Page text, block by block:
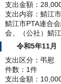
支出金額：
支出内容：鯖江
鯖江市PTA連合
会、（公社）鯖
令和5年11月
支出区分：弔慰
件数：1件
支出金額：